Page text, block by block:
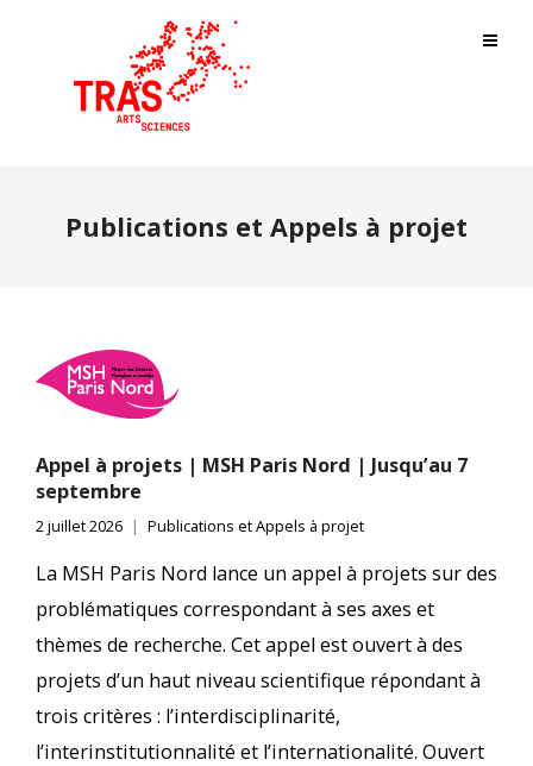
Publications et Appels à projet
Appel à projets | MSH Paris Nord | Jusqu’au 7
septembre
2 juillet 2026 Publications et Appels à projet
La MSH Paris Nord lance un appel à projets sur des
problématiques correspondant à ses axes et
thèmes de recherche. Cet appel est ouvert à des
projets d’un haut niveau scientifique répondant à
trois critères : l’interdisciplinarité,
l’interinstitutionnalité et l’internationalité. Ouvert